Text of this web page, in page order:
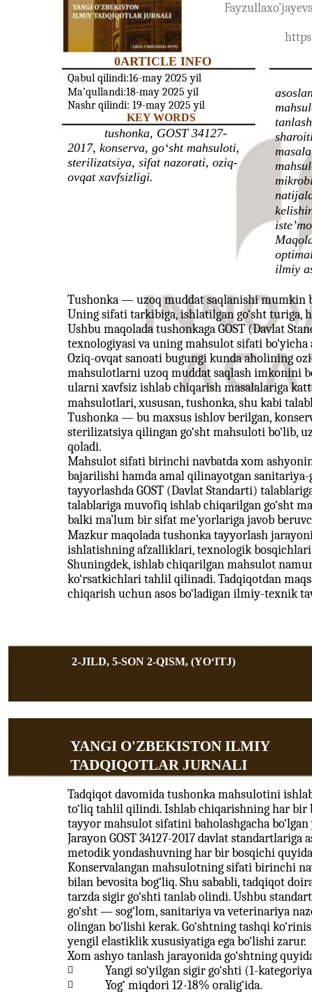
2-JILD, 5-SON 2-QISM, (YOʻITJ)
0ARTICLE INFO
Qabul qilindi:16-may 2025 yil
Ma’qullandi:18-may 2025 yil
Nashr qilindi: 19-may 2025 yil
ilmiy
KEY WORDS
tushonka, GOST 34127-
2017, konserva, go‘sht mahsuloti,
sterilizatsiya, sifat nazorati, oziq-
ovqat xavfsizligi.
Tushonka — uzoq muddat saqlanishi mumkin
Uning sifati tarkibiga, ishlatilgan go‘sht turiga,
Ushbu maqolada tushonkaga GOST (Davlat
texnologiyasi va uning mahsulot sifati bo‘yicha
Oziq-ovqat sanoati bugungi kunda aholining
mahsulotlarni uzoq muddat saqlash imkonini
ularni xavfsiz ishlab chiqarish masalalariga
mahsulotlari, xususan, tushonka, shu kabi
Tushonka — bu maxsus ishlov berilgan,
sterilizatsiya qilingan go‘sht mahsuloti bo‘lib,
qoladi.
Mahsulot sifati birinchi navbatda xom
bajarilishi hamda amal qilinayotgan sanitariya-
tayyorlashda GOST (Davlat Standarti)
talablariga muvofiq ishlab chiqarilgan go‘sht
balki ma’lum bir sifat me’yorlariga javob
Mazkur maqolada tushonka tayyorlash
ishlatishning afzalliklari, texnologik
Shuningdek, ishlab chiqarilgan mahsulot
ko‘rsatkichlari tahlil qilinadi. Tadqiqotdan
chiqarish uchun asos bo‘ladigan ilmiy-texnik
YANGI O'ZBEKISTON ILMIY
TADQIQOTLAR JURNALI
Tadqiqot davomida tushonka mahsulotini
to‘liq tahlil qilindi. Ishlab chiqarishning har
tayyor mahsulot sifatini baholashgacha
Jarayon GOST 34127-2017 davlat
metodik yondashuvning har bir bosqichi
Konservalangan mahsulotning sifati birinchi
bilan bevosita bog‘liq. Shu sababli, tadqiqot
tarzda sigir go‘shti tanlab olindi. Ushbu
go‘sht — sog‘lom, sanitariya va veterinariya
olingan bo‘lishi kerak. Go‘shtning tashqi
yengil elastiklik xususiyatiga ega bo‘lishi zarur.
Xom ashyo tanlash jarayonida go‘shtning
 Yangi so‘yilgan sigir go‘shti (1-
 Yog‘ miqdori 12-18% oralig‘ida.